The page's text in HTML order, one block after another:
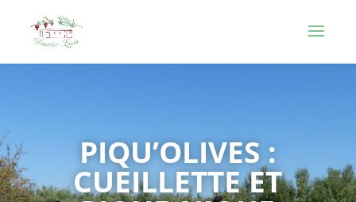
PIQU’OLIVES :
CUEILLETTE ET